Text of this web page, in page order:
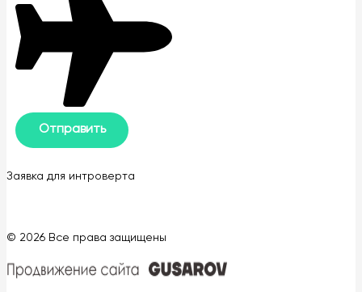
Заявка для интроверта
© 2026 Все права защищены